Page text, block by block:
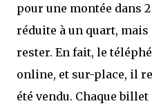
pour une montée dans
réduite à un quart,
rester. En fait, le
online, et sur-place, il
été vendu. Chaque